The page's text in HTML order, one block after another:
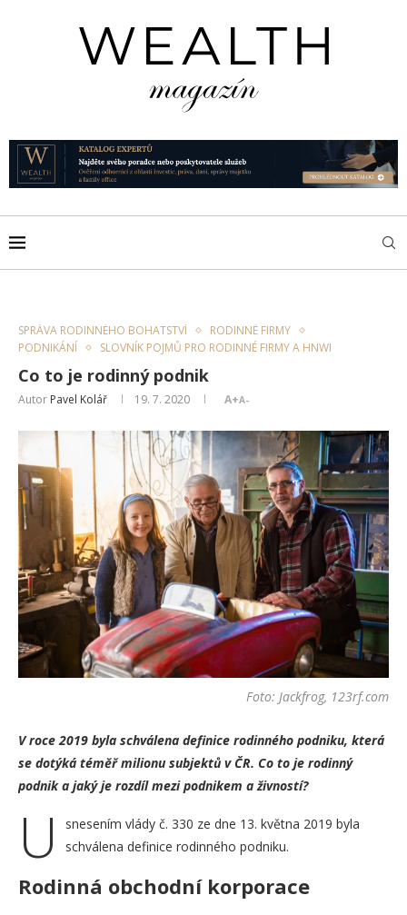
SPRÁVA RODINNÉHO BOHATSTVÍ
RODINNÉ FIRMY
PODNIKÁNÍ
SLOVNÍK POJMŮ PRO RODINNÉ FIRMY A HNWI
Co to je rodinný podnik
Autor Pavel Kolář 19. 7. 2020 A+A-
Foto: Jackfrog, 123rf.com
V roce 2019 byla schválena definice rodinného podniku, která
se dotýká téměř milionu subjektů v ČR. Co to je rodinný
podnik a jaký je rozdíl mezi podnikem a živností?
U
snesením vlády č. 330 ze dne 13. května 2019 byla
schválena definice rodinného podniku.
Rodinná obchodní korporace